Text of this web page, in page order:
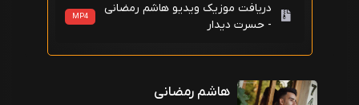
دریافت موزیک ویدیو هاشم رمضانی
- حسرت دیدار
MP4
هاشم رمضانی